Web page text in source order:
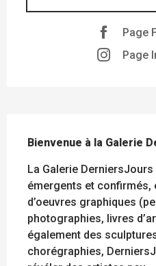
Page
Page
Bienvenue à la Galerie
La Galerie
émergents et confirmés,
d’oeuvres graphiques
photographies, livres
également des
chorégraphies,